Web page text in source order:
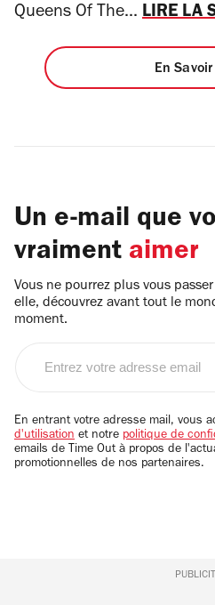
Queens Of The... LIRE LA
En
Un e-mail que
vraiment aimer
Vous ne pourrez plus vous
elle, découvrez avant tout le
moment.
email
En entrant votre adresse mail, vous
d'utilisation et notre politique de
emails de Time Out à propos de
promotionnelles de nos partenaires.